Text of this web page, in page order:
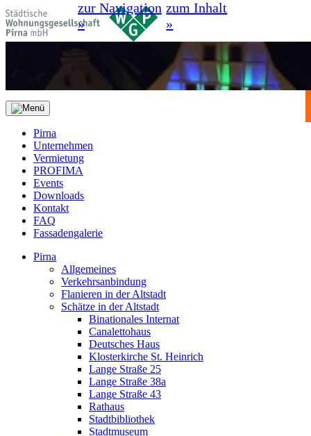
zur Navigation
»
zum Inhalt
»
Pirna
Unternehmen
Vermietung
PROFIMA
Events
Downloads
Kontakt
FAQ
Fassadengalerie
Pirna
Allgemeines
Verkehrsanbindung
Flanieren in der Altstadt
Schätze in der Altstadt
Binationales Internat
Canalettohaus
Deutsches Haus
Klosterkirche St. Heinrich
Lange Straße 25
Lange Straße 38a
Lange Straße 43
Rathaus
Stadtbibliothek
Stadtmuseum